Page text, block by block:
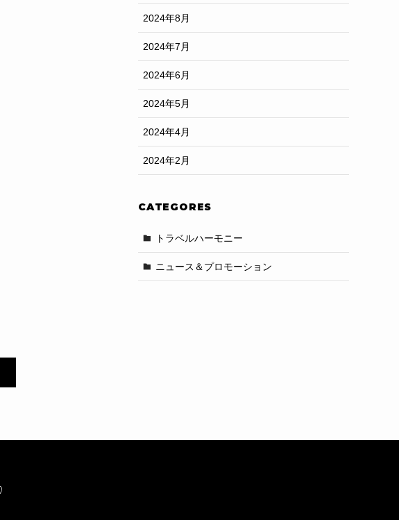
2024年8月
2024年7月
2024年6月
2024年5月
2024年4月
2024年2月
CATEGORES
トラベルハーモニー
ニュース＆プロモーション